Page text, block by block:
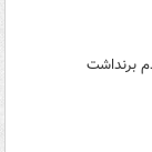
برنداشت